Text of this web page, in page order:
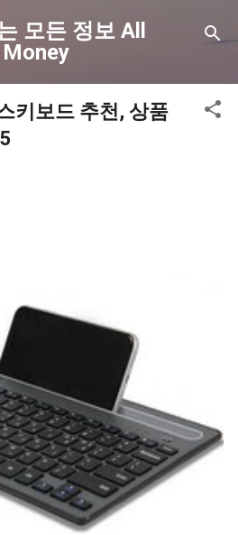
텐츠로 건너뛰기
모든 정보 All
Money
키보드 추천, 상품